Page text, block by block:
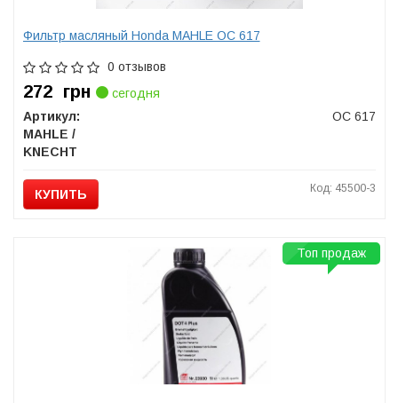
Фильтр масляный Honda MAHLE OC 617
0 отзывов
272 грн
сегодня
Артикул:
OC 617
MAHLE /
KNECHT
КУПИТЬ Код: 45500-3
Топ продаж